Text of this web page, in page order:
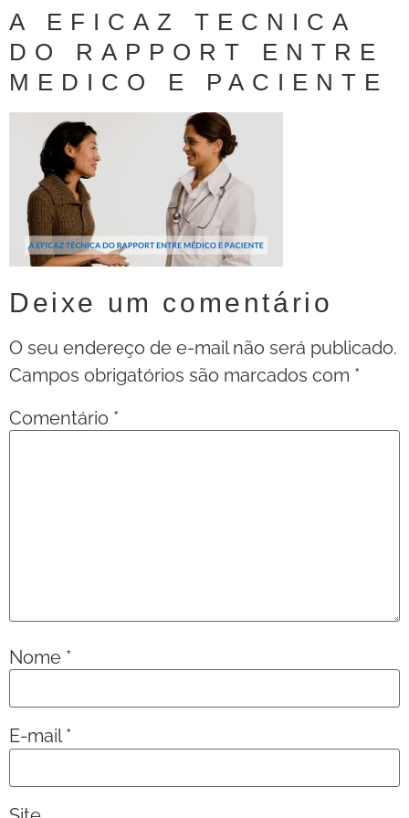
A EFICAZ TECNICA
DO RAPPORT ENTRE
MEDICO E PACIENTE
Deixe um comentário
O seu endereço de e-mail não será publicado.
Campos obrigatórios são marcados com *
Comentário *
Nome *
E-mail*